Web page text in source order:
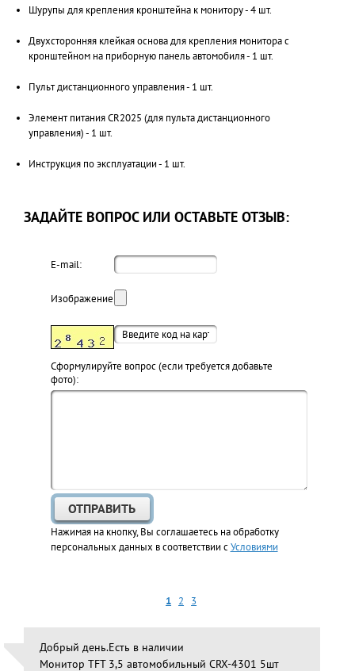
Шурупы для крепления кронштейна к монитору - 4 шт.
Двухсторонняя клейкая основа для крепления монитора с
кронштейном на приборную панель автомобиля - 1 шт.
Пульт дистанционного управления - 1 шт.
Элемент питания CR2025 (для пульта дистанционного
управления) - 1 шт.
Инструкция по эксплуатации - 1 шт.
ЗАДАЙТЕ ВОПРОС ИЛИ ОСТАВЬТЕ ОТЗЫВ:
E-mail:
Изображение:
Cформулируйте вопрос (если требуется добавьте
фото):
Нажимая на кнопку, Вы соглашаетесь на обработку
персональных данных в соответствии сУсловиями
1 2 3
Добрый день.Есть в наличии
Монитор TFT 3,5 автомобильный CRX-4301 5шт